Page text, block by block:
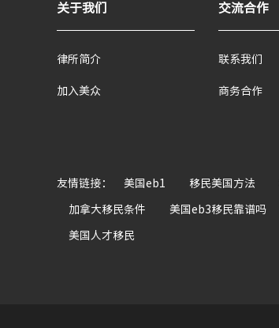
关于我们
律所简介
加入美众
交流合作
联系我们
商务合作
友情链接： 美国eb1 移民美国方法
加拿大移民条件 美国eb3移民靠谱吗
美国人才移民